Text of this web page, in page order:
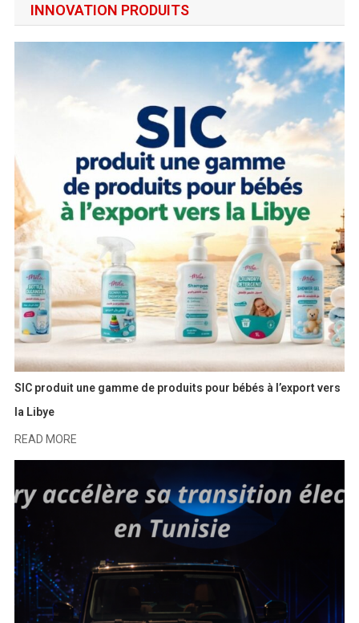
INNOVATION PRODUITS
SIC produit une gamme de produits pour bébés à l’export vers
la Libye
READ MORE